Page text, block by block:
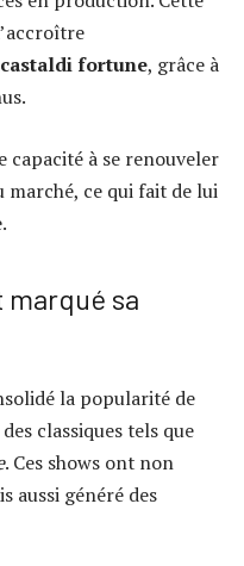
fortune, grâce à
capacité à se renouveler
marché, ce qui fait de lui
sa
la popularité de
classiques tels que
. Ces shows ont non
aussi généré des